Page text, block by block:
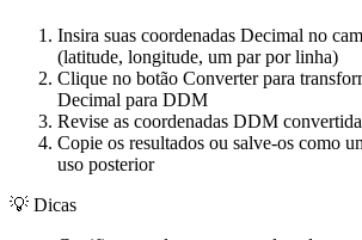
Insira suas coordenadas Decimal no
(latitude, longitude, um par por linha)
Clique no botão Converter para
Decimal para DDM
Revise as coordenadas DDM
Copie os resultados ou salve-os como
uso posterior
💡 Dicas